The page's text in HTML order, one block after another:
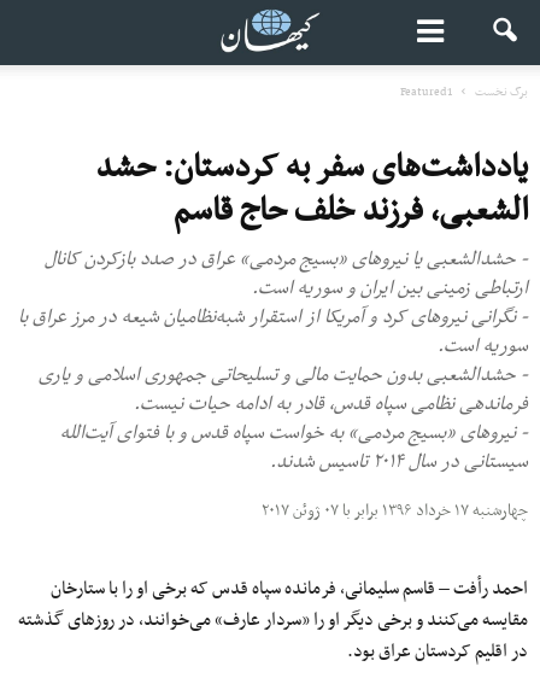
برگ نخست Featured1
یادداشت‌های سفر به کردستان: حشد
الشعبی، فرزند خلف حاج قاسم
- حشدالشعبی یا نیروهای «بسیج مردمی» عراق در صدد بازکردن کانال
ارتباطی زمینی بین ایران و سوریه است.
- نگرانی نیروهای کرد و آمریکا از استقرار شبه‌نظامیان شیعه در مرز عراق با
سوریه است.
- حشدالشعبی بدون حمایت مالی و تسلیحاتی جمهوری اسلامی و یاری
فرماندهی نظامی سپاه قدس، قادر به ادامه حیات نیست.
- نیروهای «بسیج مردمی» به خواست سپاه قدس و با فتوای آیت‌الله
سیستانی در سال ۲۰۱۴ تاسیس شدند.
چهارشنبه ۱۷ خرداد ۱۳۹۶ برابر با ۰۷ ژوئن ۲۰۱۷
احمد رأفت – قاسم سلیمانی، فرمانده سپاه قدس که برخی او را با ستارخان
مقایسه می‌کنند و برخی دیگر او را «سردار عارف» می‌خوانند، در روزهای گذشته
در اقلیم کردستان عراق بود.